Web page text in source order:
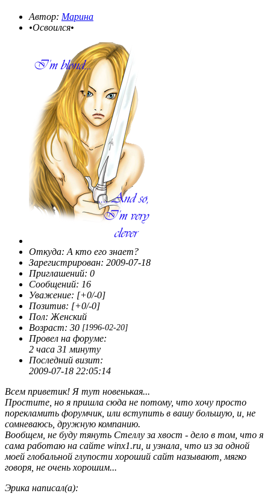
Автор: Марина
•Освоился•
Откуда: А кто его знает?
Зарегистрирован: 2009-07-18
Приглашений: 0
Сообщений: 16
Уважение: [+0/-0]
Позитив: [+0/-0]
Пол: Женский
Возраст: 30 [1996-02-20]
Провел на форуме:
2 часа 31 минуту
Последний визит:
2009-07-18 22:05:14
Всем приветик! Я тут новенькая...
Простите, но я пришла сюда не потому, что хочу просто
порекламить форумчик, или вступить в вашу большую, и, не
сомневаюсь, дружную компанию.
Вообщем, не буду тянуть Стеллу за хвост - дело в том, что я
сама работаю на сайте winx1.ru, и узнала, что из за одной
моей глобальной глупости хороший сайт называют, мягко
говоря, не очень хорошим...
Эрика написал(а):